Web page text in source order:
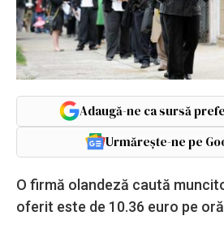
Adaugă-ne ca sursă
Urmărește-ne pe
O firmă olandeză caută
oferit este de 10.36 euro pe